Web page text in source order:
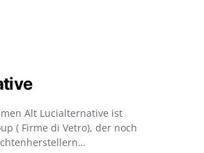
Alt Lucialternative ist
( Firme di Vetro), der noch